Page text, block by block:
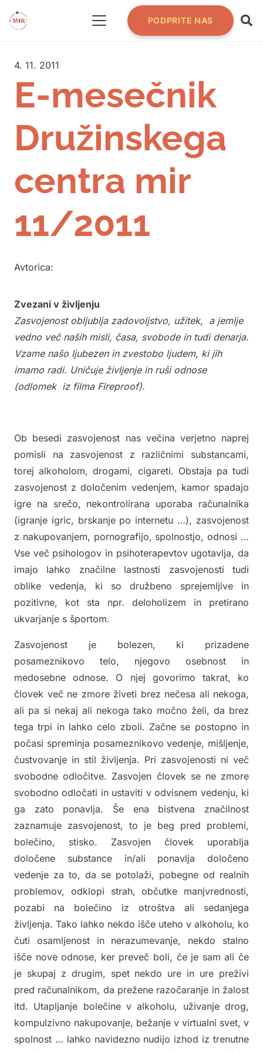
PODPRITE NAS
4. 11. 2011
E-mesečnik
Družinskega
centra mir
11/2011
Avtorica:
Zvezani v življenju
Zasvojenost obljublja zadovoljstvo, užitek, a jemlje
vedno več naših misli, časa, svobode in tudi denarja.
Vzame našo ljubezen in zvestobo ljudem, ki jih
imamo radi. Uničuje življenje in ruši odnose
(odlomek iz filma Fireproof).
Ob besedi zasvojenost nas večina verjetno naprej
pomisli na zasvojenost z različnimi substancami,
torej alkoholom, drogami, cigareti. Obstaja pa tudi
zasvojenost z določenim vedenjem, kamor spadajo
igre na srečo, nekontrolirana uporaba računalnika
(igranje igric, brskanje po internetu …), zasvojenost
z nakupovanjem, pornografijo, spolnostjo, odnosi …
Vse več psihologov in psihoterapevtov ugotavlja, da
imajo lahko značilne lastnosti zasvojenosti tudi
oblike vedenja, ki so družbeno sprejemljive in
pozitivne, kot sta npr. deloholizem in pretirano
ukvarjanje s športom.
Zasvojenost je bolezen, ki prizadene
posameznikovo telo, njegovo osebnost in
medosebne odnose. O njej govorimo takrat, ko
človek več ne zmore živeti brez nečesa ali nekoga,
ali pa si nekaj ali nekoga tako močno želi, da brez
tega trpi in lahko celo zboli. Začne se postopno in
počasi spreminja posameznikovo vedenje, mišljenje,
čustvovanje in stil življenja. Pri zasvojenosti ni več
svobodne odločitve. Zasvojen človek se ne zmore
svobodno odločati in ustaviti v odvisnem vedenju, ki
ga zato ponavlja. Še ena bistvena značilnost
zaznamuje zasvojenost, to je beg pred problemi,
bolečino, stisko. Zasvojen človek uporablja
določene substance in/ali ponavlja določeno
vedenje za to, da se potolaži, pobegne od realnih
problemov, odklopi strah, občutke manjvrednosti,
pozabi na bolečino iz otroštva ali sedanjega
življenja. Tako lahko nekdo išče uteho v alkoholu, ko
čuti osamljenost in nerazumevanje, nekdo stalno
išče nove odnose, ker preveč boli, če je sam ali če
je skupaj z drugim, spet nekdo ure in ure preživi
pred računalnikom, da prežene razočaranje in žalost
itd. Utapljanje bolečine v alkoholu, uživanje drog,
kompulzivno nakupovanje, bežanje v virtualni svet, v
spolnost … lahko navidezno nudijo izhod iz trenutne